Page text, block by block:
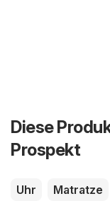
Diese
Prospekt
Uhr Matratze